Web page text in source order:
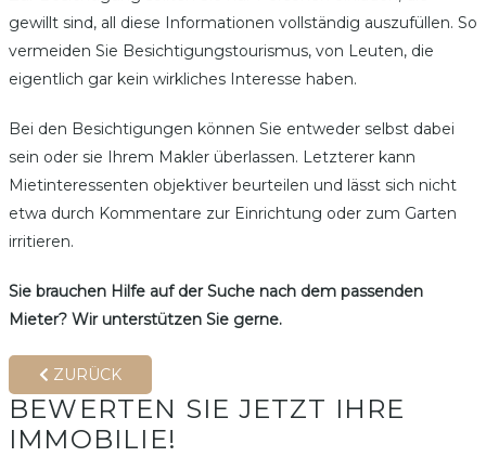
gewillt sind, all diese Informationen vollständig auszufüllen. So
vermeiden Sie Besichtigungstourismus, von Leuten, die
eigentlich gar kein wirkliches Interesse haben.
Bei den Besichtigungen können Sie entweder selbst dabei
sein oder sie Ihrem Makler überlassen. Letzterer kann
Mietinteressenten objektiver beurteilen und lässt sich nicht
etwa durch Kommentare zur Einrichtung oder zum Garten
irritieren.
Sie brauchen Hilfe auf der Suche nach dem passenden
Mieter? Wir unterstützen Sie gerne.
ZURÜCK
BEWERTEN SIE JETZT IHRE
IMMOBILIE!